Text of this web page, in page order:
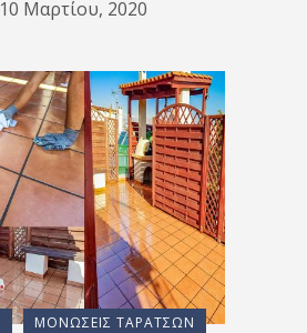
10 Μαρτίου, 2020
ΜΟΝΏΣΕΙΣ ΤΑΡΑΤΣΏΝ